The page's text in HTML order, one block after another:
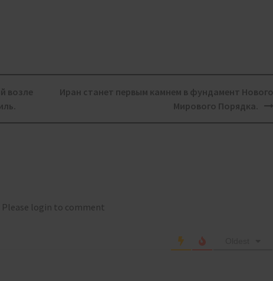
возле
Иран станет первым камнем в фундамент Нового
Мирового Порядка.
Please login to comment